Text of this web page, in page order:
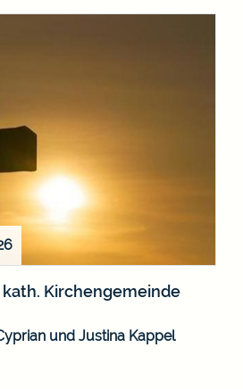
Kirchengemeinde
und Justina Kappel